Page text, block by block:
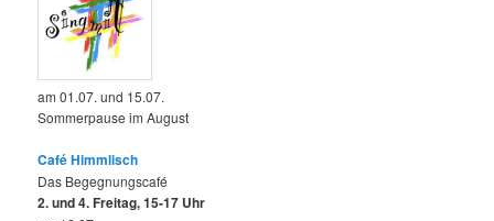
am 01.07. und 15.07.
Sommerpause im August
Café Himmlisch
Das Begegnungscafé
2. und 4. Freitag, 15-17 Uhr